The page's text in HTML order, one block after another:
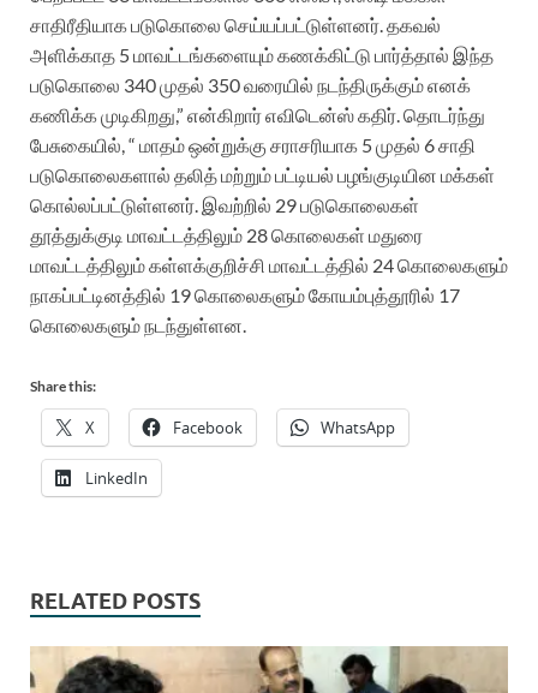
சாதிரீதியாக படுகொலை செய்யப்பட்டுள்ளனர். தகவல்
அளிக்காத 5 மாவட்டங்களையும் கணக்கிட்டு பார்த்தால் இந்த
படுகொலை 340 முதல் 350 வரையில் நடந்திருக்கும் எனக்
கணிக்க முடிகிறது,” என்கிறார் எவிடென்ஸ் கதிர். தொடர்ந்து
பேசுகையில், “ மாதம் ஒன்றுக்கு சராசரியாக 5 முதல் 6 சாதி
படுகொலைகளால் தலித் மற்றும் பட்டியல் பழங்குடியின மக்கள்
கொல்லப்பட்டுள்ளனர். இவற்றில் 29 படுகொலைகள்
தூத்துக்குடி மாவட்டத்திலும் 28 கொலைகள் மதுரை
மாவட்டத்திலும் கள்ளக்குறிச்சி மாவட்டத்தில் 24 கொலைகளும்
நாகப்பட்டினத்தில் 19 கொலைகளும் கோயம்புத்தூரில் 17
கொலைகளும் நடந்துள்ளன.
Share this:
X Facebook WhatsApp
LinkedIn
RELATED POSTS